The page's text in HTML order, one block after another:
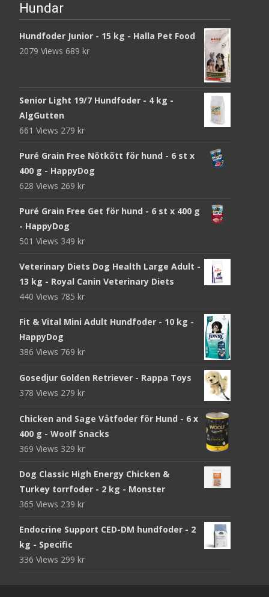
Hundar
Hundfoder Junior - 15 kg - Halla Pet Food
2079 Views 689 kr
Senior Light 19/7 Hundfoder - 4 kg -
AlgGutten
661 Views 279 kr
Puré Grain Free Nötkött för hund - 6 st x
400 g - HappyDog
628 Views 269 kr
Puré Grain Free Get för hund - 6 st x 400 g
- HappyDog
501 Views 349 kr
Veterinary Diets Dog Health Large Adult -
13 kg - Royal Canin Veterinary Diets
440 Views 785 kr
Fit & Vital Mini Adult Hundfoder - 10 kg -
HappyDog
386 Views 769 kr
Gosedjur Golden Retriever - Rappa Toys
378 Views 279 kr
Chicken and Sage Våtfoder för Hund - 6 x
400 g - Woolf Snacks
369 Views 329 kr
Dog Classic High Energy Chicken &
Turkey torrfoder - 2 kg - Monster
365 Views 239 kr
Endocrine Support CED-DM hundfoder - 2
kg - Specific
336 Views 299 kr